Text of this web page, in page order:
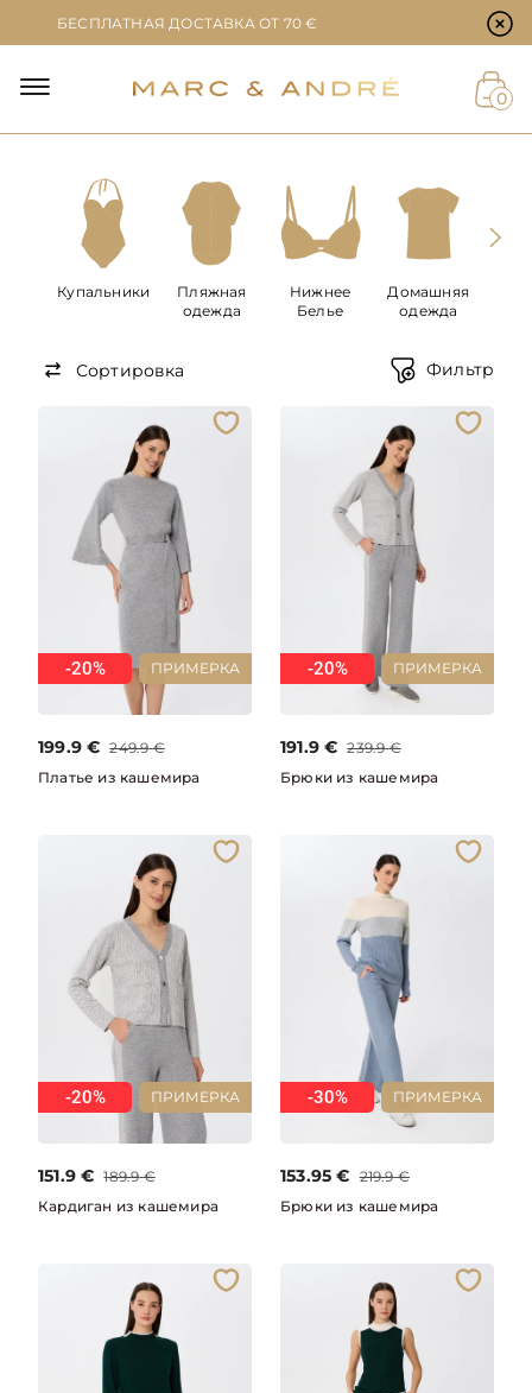
0
БЕСПЛАТНАЯ ДОСТАВКА ОТ 70 €
Купальники
Пляжная
одежда
Нижнее
Белье
Домашняя
одежда
Сортировка Фильтр
ПРИМЕРКА
-20%
199.9 € 249.9 €
Платье из кашемира
ПРИМЕРКА
-20%
191.9 € 239.9 €
Брюки из кашемира
ПРИМЕРКА
-20%
151.9 € 189.9 €
Кардиган из кашемира
ПРИМЕРКА
-30%
153.95 € 219.9 €
Брюки из кашемира